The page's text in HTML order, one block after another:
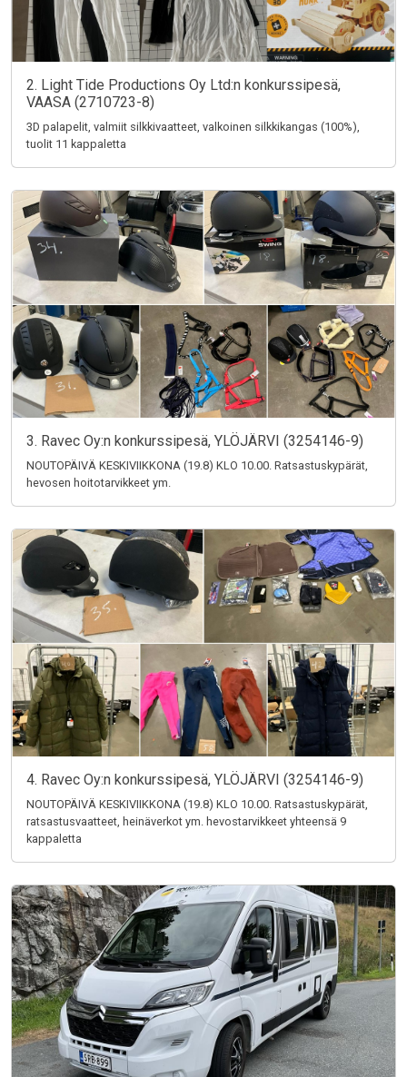
2. Light Tide Productions Oy Ltd:n konkurssipesä,
VAASA (2710723-8)
3D palapelit, valmiit silkkivaatteet, valkoinen silkkikangas (100%),
tuolit 11 kappaletta
3. Ravec Oy:n konkurssipesä, YLÖJÄRVI (3254146-9)
NOUTOPÄIVÄ KESKIVIIKKONA (19.8) KLO 10.00. Ratsastuskypärät,
hevosen hoitotarvikkeet ym.
4. Ravec Oy:n konkurssipesä, YLÖJÄRVI (3254146-9)
NOUTOPÄIVÄ KESKIVIIKKONA (19.8) KLO 10.00. Ratsastuskypärät,
ratsastusvaatteet, heinäverkot ym. hevostarvikkeet yhteensä 9
kappaletta